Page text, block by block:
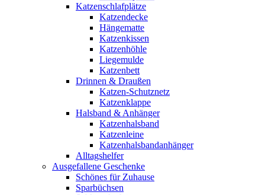
Katzenschlafplätze
Katzendecke
Hängematte
Katzenkissen
Katzenhöhle
Liegemulde
Katzenbett
Drinnen & Draußen
Katzen-Schutznetz
Katzenklappe
Halsband & Anhänger
Katzenhalsband
Katzenleine
Katzenhalsbandanhänger
Alltagshelfer
Ausgefallene Geschenke
Schönes für Zuhause
Sparbüchsen